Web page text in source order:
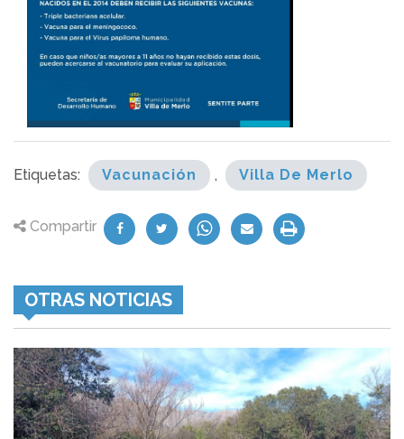
Etiquetas: Vacunación , Villa De Merlo
Compartir
OTRAS NOTICIAS